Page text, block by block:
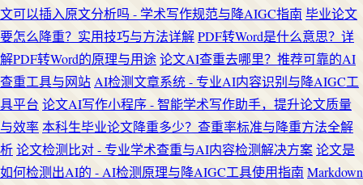
文可以插入原文分析吗 - 学术写作规范与降AIGC指南 毕业论文
要怎么降重？实用技巧与方法详解PDF转Word是什么意思？详
解PDF转Word的原理与用途论文AI查重去哪里？推荐可靠的AI
查重工具与网站 AI检测文章系统 - 专业AI内容识别与降AIGC工
具平台 论文AI写作小程序 - 智能学术写作助手，提升论文质量
与效率本科生毕业论文降重多少？查重率标准与降重方法全解
析论文检测比对 - 专业学术查重与AI内容检测解决方案论文是
如何检测出AI的 - AI检测原理与降AIGC工具使用指南 Markdown